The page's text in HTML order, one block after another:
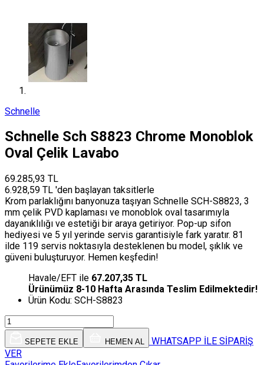
Schnelle
Schnelle Sch S8823 Chrome Monoblok
Oval Çelik Lavabo
69.285,93 TL
6.928,59 TL 'den başlayan taksitlerle
Krom parlaklığını banyonuza taşıyan Schnelle SCH-S8823, 3
mm çelik PVD kaplaması ve monoblok oval tasarımıyla
dayanıklılığı ve estetiği bir araya getiriyor. Pop-up sifon
hediyesi ve 5 yıl yerinde servis garantisiyle fark yaratır. 81
ilde 119 servis noktasıyla desteklenen bu model, şıklık ve
güveni buluşturuyor. Hemen keşfedin!
Havale/EFT ile 67.207,35 TL
Ürünümüz 8-10 Hafta Arasında Teslim Edilmektedir!
Ürün Kodu: SCH-S8823
SEPETE EKLE HEMEN AL
WHATSAPP İLE SİPARİŞ
VER